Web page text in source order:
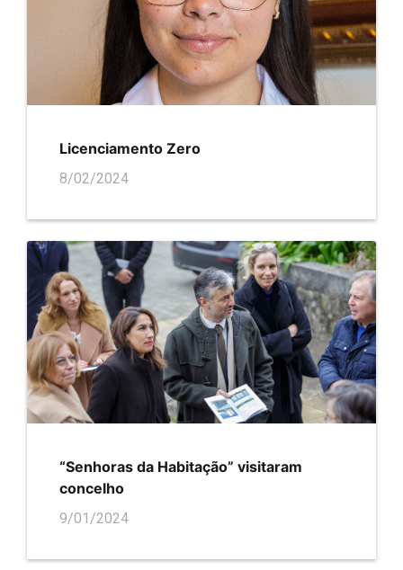
Licenciamento Zero
8/02/2024
“Senhoras da Habitação” visitaram
concelho
9/01/2024